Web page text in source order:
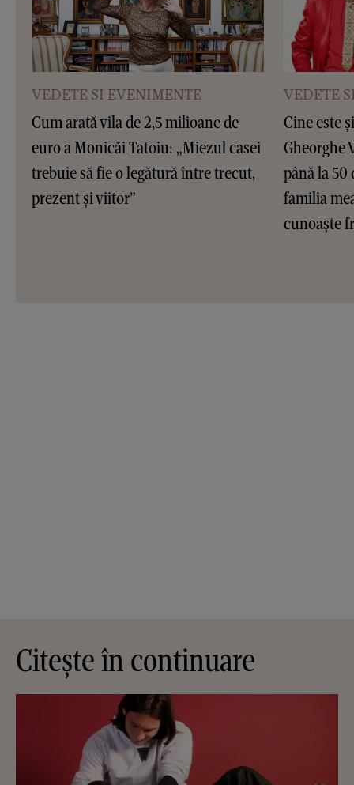
VEDETE SI EVENIMENTE
Cum arată vila de 2,5 milioane de
euro a Monicăi Tatoiu: „Miezul casei
trebuie să fie o legătură între trecut,
prezent și viitor”
VEDETE
Cine este
Gheorghe
până la 50
familia
cunoaște
Citește în continuare